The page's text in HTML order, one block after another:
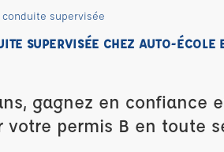
conduite supervisée
SUPERVISÉE CHEZ AUTO-ÉCOLE
gagnez en confiance
votre permis B en toute